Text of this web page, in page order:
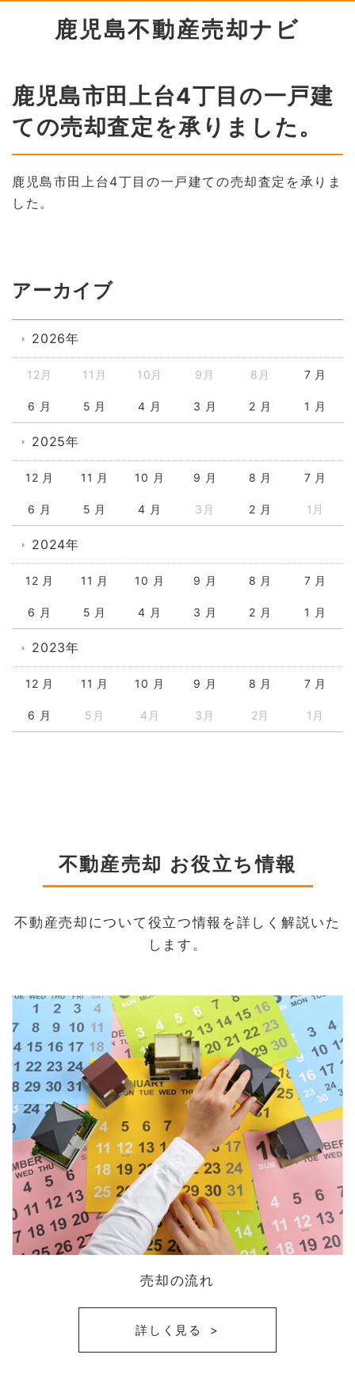
鹿児島不動産売却ナビ
鹿児島市田上台4丁目の一戸建
ての売却査定を承りました。
鹿児島市田上台4丁目の一戸建ての売却査定を承りま
した。
アーカイブ
2026年
12月 11月 10月 9月 8月 7 月
6 月 5 月 4 月 3 月 2 月 1 月
2025年
12 月 11 月 10 月 9 月 8 月 7 月
6 月 5 月 4 月 3月 2 月 1月
2024年
12 月 11 月 10 月 9 月 8 月 7 月
6 月 5 月 4 月 3 月 2 月 1 月
2023年
12 月 11 月 10 月 9 月 8 月 7 月
6 月 5月 4月 3月 2月 1月
不動産売却 お役立ち情報
不動産売却について役立つ情報を詳しく解説いた
します。
売却の流れ
詳しく見る